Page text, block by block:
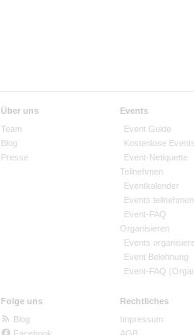
Über uns
Team
Blog
Presse
Events
Event Guide
Kostenlose Events
Event-Netiquette
Teilnehmen
Eventkalender
Events teilnehmen
Event-FAQ
Organisieren
Events
Event Belohnung
Event-FAQ
Folge uns
Blog
Rechtliches
Impressum